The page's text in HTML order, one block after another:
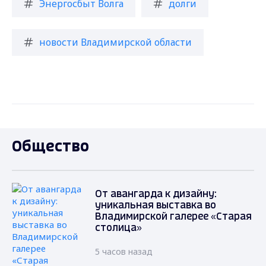
Энергосбыт Волга долги
новости Владимирской области
Общество
От авангарда к дизайну:
уникальная выставка во
Владимирской галерее «Старая
столица»
5 часов назад